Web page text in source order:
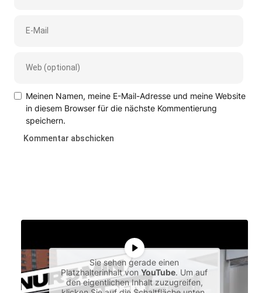
Meinen Namen, meine E-Mail-Adresse und meine Website
in diesem Browser für die nächste Kommentierung
speichern.
Sie sehen gerade einen
Platzhalterinhalt vonYouTube. Um auf
den eigentlichen Inhalt zuzugreifen,